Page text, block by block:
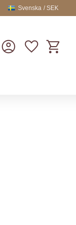
Svenska SEK